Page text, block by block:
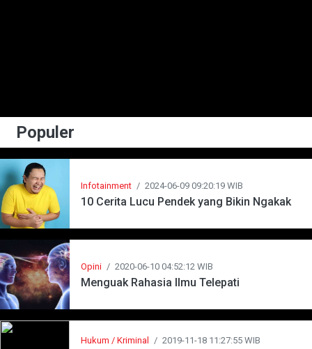
Populer
Infotainment / 2024-06-09 09:20:19 WIB
10 Cerita Lucu Pendek yang Bikin Ngakak
Opini / 2020-06-10 04:52:12 WIB
Menguak Rahasia Ilmu Telepati
Hukum / Kriminal / 2019-11-18 11:27:55 WIB